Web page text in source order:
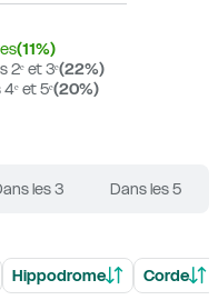
(11%)
2ᵉ et 3ᵉ(22%)
et 5ᵉ(20%)
les 3 Dans les 5
Hippodrome Corde